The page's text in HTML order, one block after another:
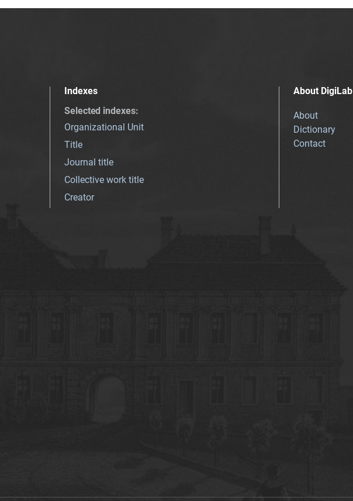
Indexes
Selected indexes:
Organizational Unit
Title
Journal title
Collective work title
Creator
About DigiLab
About
Dictionary
Contact